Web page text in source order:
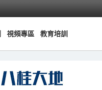
視頻專區 教育培訓